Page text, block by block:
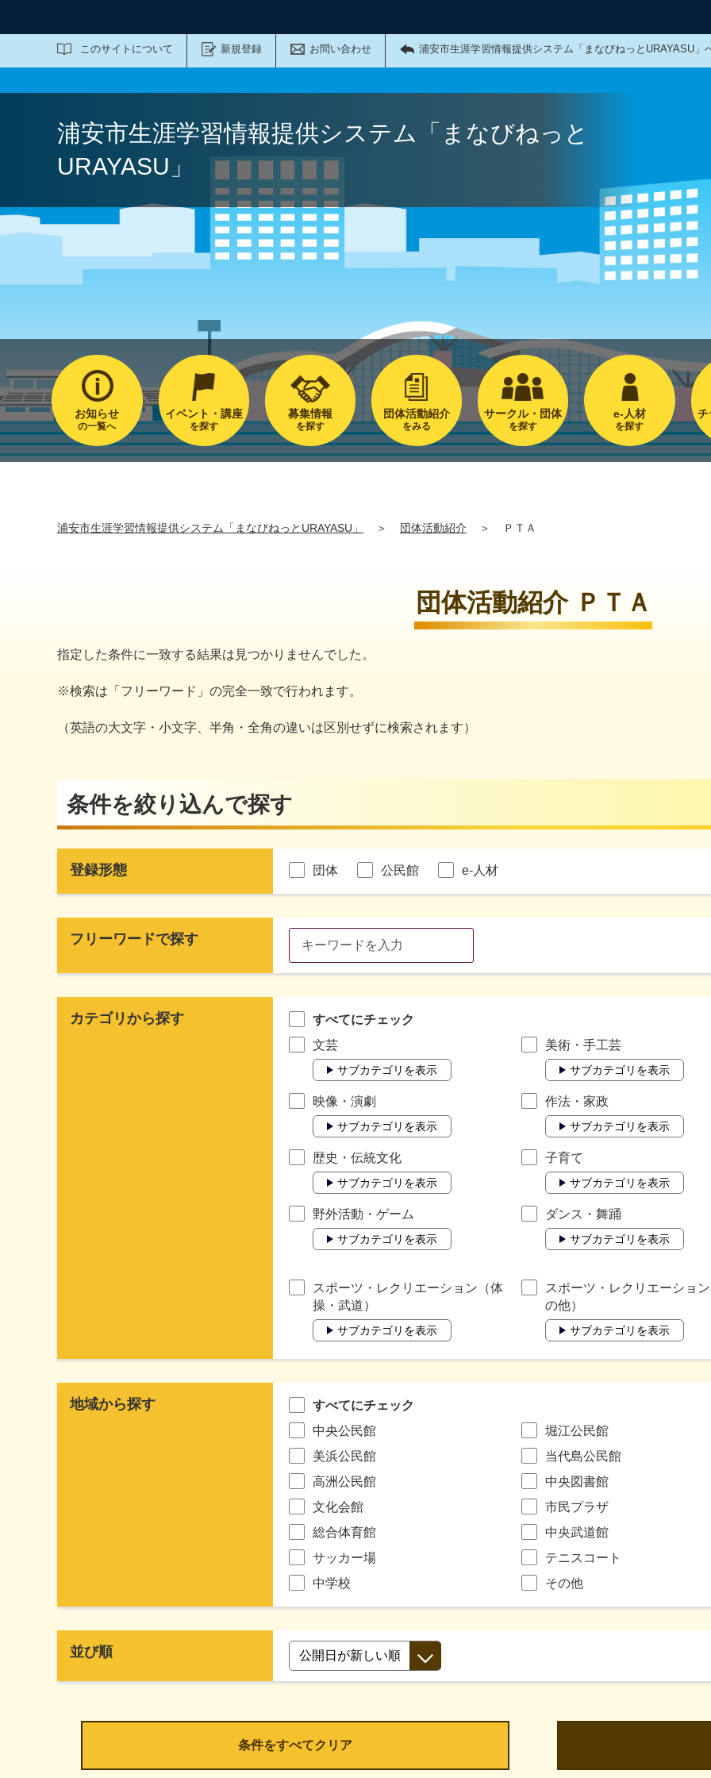
このサイトについて 新規登録 お問い合わせ 浦安市生涯学習情報提供システム「まなびねっとURAYASU」
サイト内検索
浦安市生涯学習情報提供システム「まなびねっと
URAYASU」
お知らせ
の一覧へ
イベント・講座
を探す
募集情報
を探す
団体活動紹介
をみる
サークル・団体
を探す
e-人材
を探す
チ
浦安市生涯学習情報提供システム「まなびねっとURAYASU」 ＞ 団体活動紹介 ＞ ＰＴＡ
団体活動紹介 ＰＴＡ
指定した条件に一致する結果は見つかりませんでした。
※検索は「フリーワード」の完全一致で行われます。
（英語の大文字・小文字、半角・全角の違いは区別せずに検索されます）
条件を絞り込んで探す
登録形態 団体 公民館 e-人材
フリーワードで探す
カテゴリから探す
すべてにチェック
文芸
サブカテゴリを表示
美術・手工芸
サブカテゴリを表示
映像・演劇
サブカテゴリを表示
作法・家政
サブカテゴリを表示
歴史・伝統文化
サブカテゴリを表示
子育て
サブカテゴリを表示
野外活動・ゲーム
サブカテゴリを表示
ダンス・舞踊
サブカテゴリを表示
スポーツ・レクリエーション（体
操・武道）
サブカテゴリを表示
スポーツ・レクリエーショ
の他）
サブカテゴリを表示
地域から探す
すべてにチェック
中央公民館
堀江公民館
美浜公民館
当代島公民館
高洲公民館
中央図書館
文化会館
市民プラザ
総合体育館
中央武道館
サッカー場
テニスコート
中学校
その他
並び順